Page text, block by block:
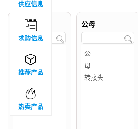
品牌属地

公母

供应信息

求购信息

推荐产品

热卖产品